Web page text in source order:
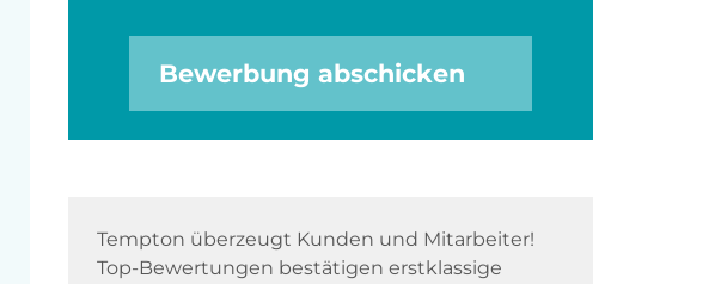
Bewerbung abschicken
Tempton überzeugt Kunden und Mitarbeiter!
Top-Bewertungen bestätigen erstklassige